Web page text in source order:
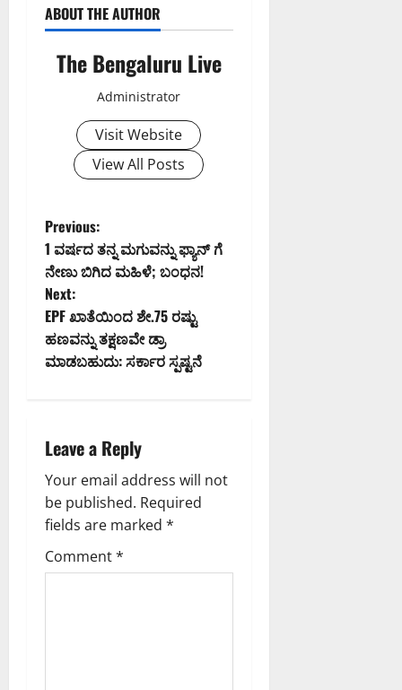
ABOUT THE AUTHOR
The Bengaluru Live
Administrator
Visit Website
View All Posts
P
o
s
t
v
i
g
a
Previous:
1 ವರ್ಷದ ತನ್ನ ಮಗುವನ್ನು ಫ್ಯಾನ್ ಗೆ
ನೇಣು ಬಿಗಿದ ಮಹಿಳೆ; ಬಂಧನ!
Next:
EPF ಖಾತೆಯಿಂದ ಶೇ.75 ರಷ್ಟು
ಹಣವನ್ನು ತಕ್ಷಣವೇ ಡ್ರಾ
ಮಾಡಬಹುದು: ಸರ್ಕಾರ ಸ್ಪಷ್ಟನೆ
Leave a Reply
Your email address will not
be published. Required
fields are marked *
Comment*